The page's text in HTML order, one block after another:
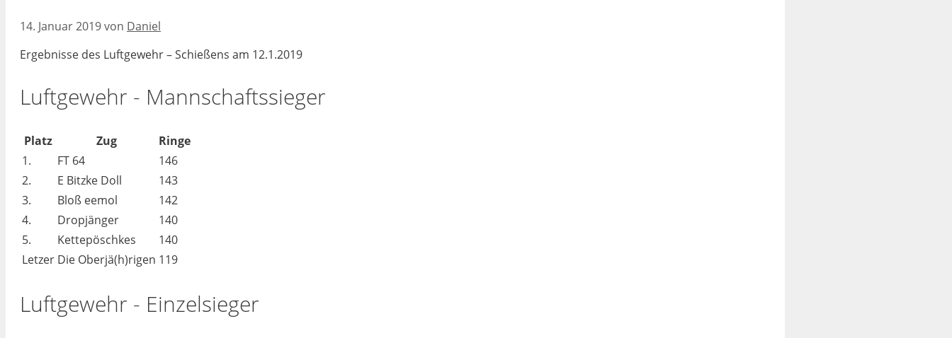
14. Januar 2019von Daniel
Ergebnisse des Luftgewehr – Schießens am 12.1.2019
Luftgewehr - Mannschaftssieger
Platz Zug
Ringe
1.
FT 64
146
2.
E Bitzke Doll
143
3.
Bloß eemol
142
4.
Dropjänger
140
5.
Kettepöschkes
140
Letzer Die Oberjä(h)rigen 119
Luftgewehr - Einzelsieger